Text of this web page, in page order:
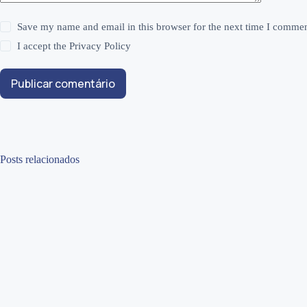
Save my name and email in this browser for the next time I
I accept thePrivacy Policy
Publicar comentário
Posts relacionados